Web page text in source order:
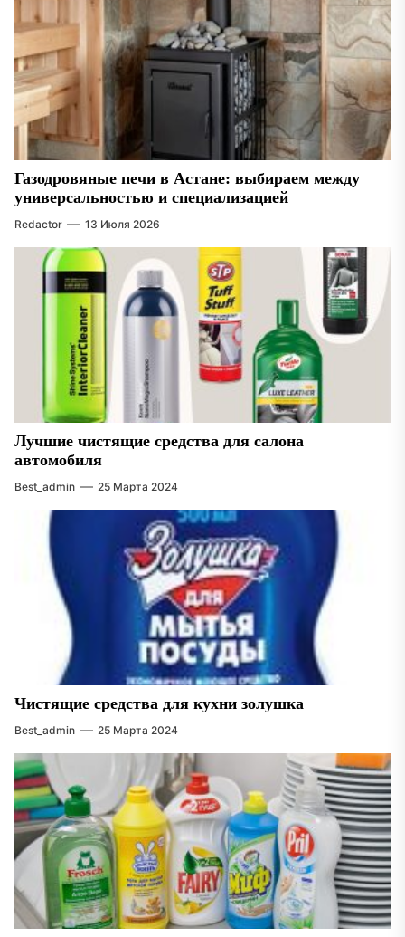
Газодровяные печи в Астане: выбираем между
универсальностью и специализацией
Redactor 13 Июля 2026
Лучшие чистящие средства для салона
автомобиля
Best_admin 25 Марта 2024
Чистящие средства для кухни золушка
Best_admin 25 Марта 2024